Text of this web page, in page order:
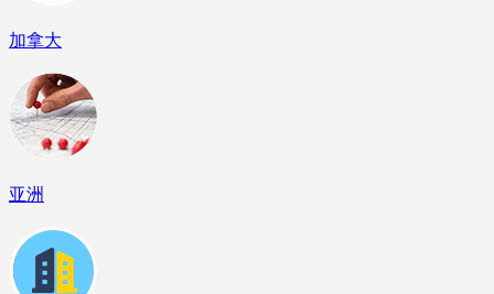
加拿大
亚洲